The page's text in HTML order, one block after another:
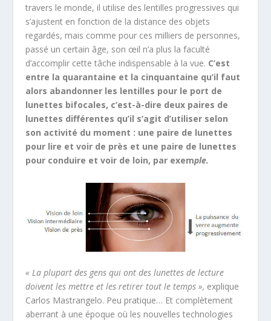
travers le monde, il utilise des lentilles progressives qui
s’ajustent en fonction de la distance des objets
regardés, mais comme pour ces milliers de personnes,
passé un certain âge, son œil n’a plus la faculté
d’accomplir cette tâche indispensable à la vue. C’est
entre la quarantaine et la cinquantaine qu’il faut
alors abandonner les lentilles pour le port de
lunettes bifocales, c’est-à-dire deux paires de
lunettes différentes qu’il s’agit d’utiliser selon
son activité du moment : une paire de lunettes
pour lire et voir de près et une paire de lunettes
pour conduire et voir de loin, par exemple.
« La plupart des gens qui ont des lunettes de lecture
doivent les mettre et les retirer tout le temps », explique
Carlos Mastrangelo. Peu pratique… Et complètement
aberrant à une époque où les nouvelles technologies